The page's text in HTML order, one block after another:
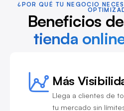
¿POR QUÉ TU NEGOCIO
Beneficios
tienda
Más
Llega a clientes de
tu mercado sin